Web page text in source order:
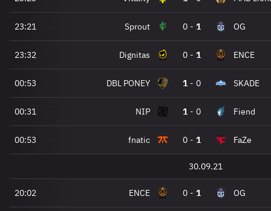
23:21 Sprout 0 - 1 OG
23:32 Dignitas 0 - 1 ENCE
00:53 DBL PONEY 1 - 0 SKADE
00:31 NIP 1 - 0 Fiend
00:53 fnatic 0 - 1 FaZe
30.09.21
20:02 ENCE 0 - 1 OG